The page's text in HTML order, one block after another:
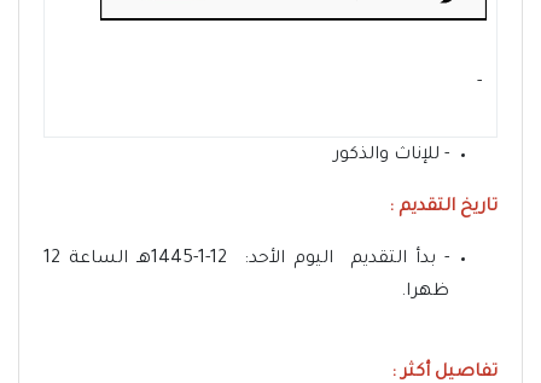
- ‏
- للإناث والذكور
تاريخ التقديم :
- بدأ التقديم اليوم الأحد: 12-1-1445هـ الساعة 12
ظهرا.
تفاصيل أكثر :